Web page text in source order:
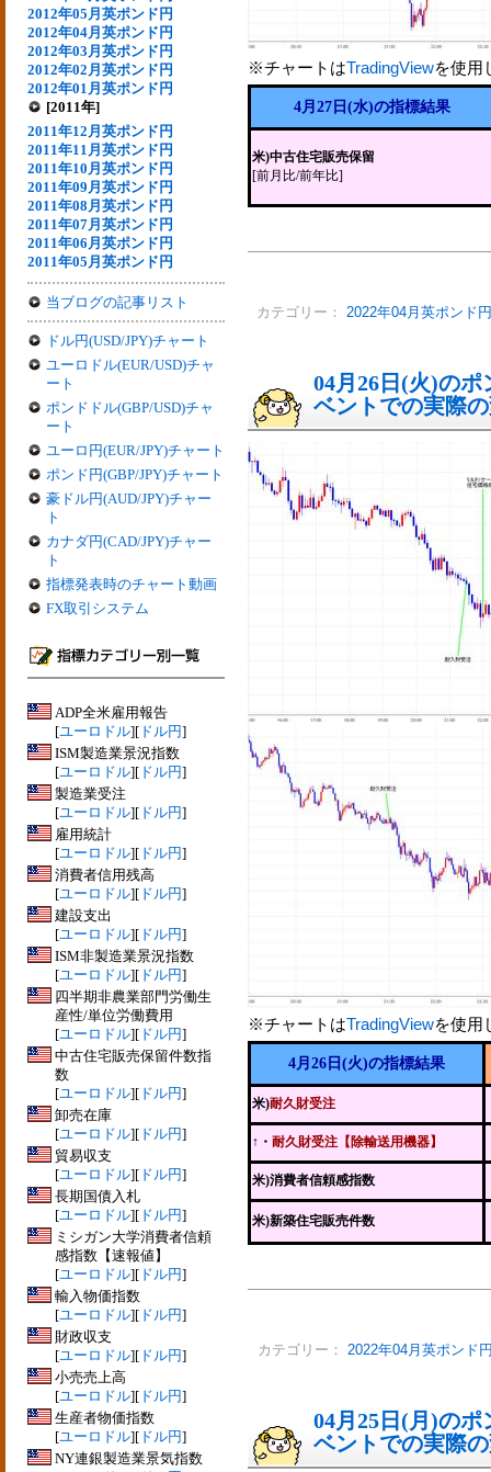
2012年05月英ポンド円
2012年04月英ポンド円
2012年03月英ポンド円
2012年02月英ポンド円
2012年01月英ポンド円
[2011年]
2011年12月英ポンド円
2011年11月英ポンド円
2011年10月英ポンド円
2011年09月英ポンド円
2011年08月英ポンド円
2011年07月英ポンド円
2011年06月英ポンド円
2011年05月英ポンド円
当ブログの記事リスト
ドル円(USD/JPY)チャート
ユーロドル(EUR/USD)チャ
ート
ポンドドル(GBP/USD)チャ
ート
ユーロ円(EUR/JPY)チャート
ポンド円(GBP/JPY)チャート
豪ドル円(AUD/JPY)チャー
ト
カナダ円(CAD/JPY)チャー
ト
指標発表時のチャート動画
FX取引システム
ADP全米雇用報告
[ユーロドル][ ドル円]
ISM製造業景況指数
[ユーロドル][ ドル円]
製造業受注
[ユーロドル][ ドル円]
雇用統計
[ユーロドル][ ドル円]
消費者信用残高
[ユーロドル][ ドル円]
建設支出
[ユーロドル][ ドル円]
ISM非製造業景況指数
[ユーロドル][ ドル円]
四半期非農業部門労働生
産性/単位労働費用
[ユーロドル][ ドル円]
中古住宅販売保留件数指
数
[ユーロドル][ ドル円]
卸売在庫
[ユーロドル][ ドル円]
貿易収支
[ユーロドル][ ドル円]
長期国債入札
[ユーロドル][ ドル円]
ミシガン大学消費者信頼
感指数【速報値】
[ユーロドル][ ドル円]
輸入物価指数
[ユーロドル][ ドル円]
財政収支
[ユーロドル][ ドル円]
小売売上高
[ユーロドル][ ドル円]
生産者物価指数
[ユーロドル][ ドル円]
NY連銀製造業景気指数
※チャートはTradingViewを使用
4月27日(水)の指標結果
米)中古住宅販売保留
[前月比/前年比]
カテゴリー： 2022年04月英ポンド円
04月26日(火)の
ベントでの実際
※チャートはTradingViewを使用
4月26日(火)の指標結果
米)耐久財受注
↑ ・ 耐久財受注【除輸送用機器】
米)消費者信頼感指数
米)新築住宅販売件数
カテゴリー： 2022年04月英ポンド
04月25日(月)の
ベントでの実際